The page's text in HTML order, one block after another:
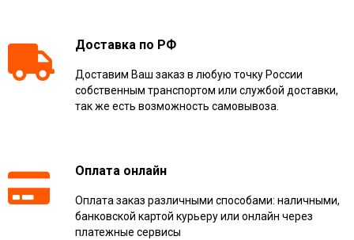
Доставка по РФ
Доставим Ваш заказ в любую точку России
собственным транспортом или службой доставки,
так же есть возможность самовывоза.
Оплата онлайн
Оплата заказ различными способами: наличными,
банковской картой курьеру или онлайн через
платежные сервисы